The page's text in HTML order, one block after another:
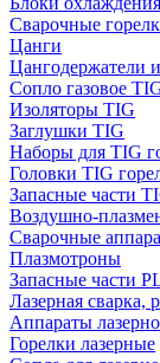
Сварочные
Цанги
Цангодержатели
Сопло газовое
Изоляторы TIG
Заглушки TIG
Наборы для TIG
Головки TIG
Запасные части
Воздушно-
Сварочные
Плазмотроны
Запасные части
Лазерная сварка,
Аппараты
Горелки лазерные